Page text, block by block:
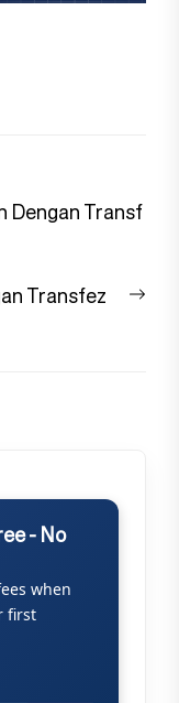
Dengan Transf
Transfez
- No
when
first